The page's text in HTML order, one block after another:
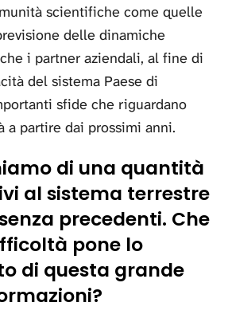
scientifiche come quelle
delle dinamiche
i partner aziendali, al fine di
del sistema Paese di
sfide che riguardano
a partire dai prossimi anni.
di una quantità
al sistema terrestre
precedenti. Che
pone lo
di questa grande